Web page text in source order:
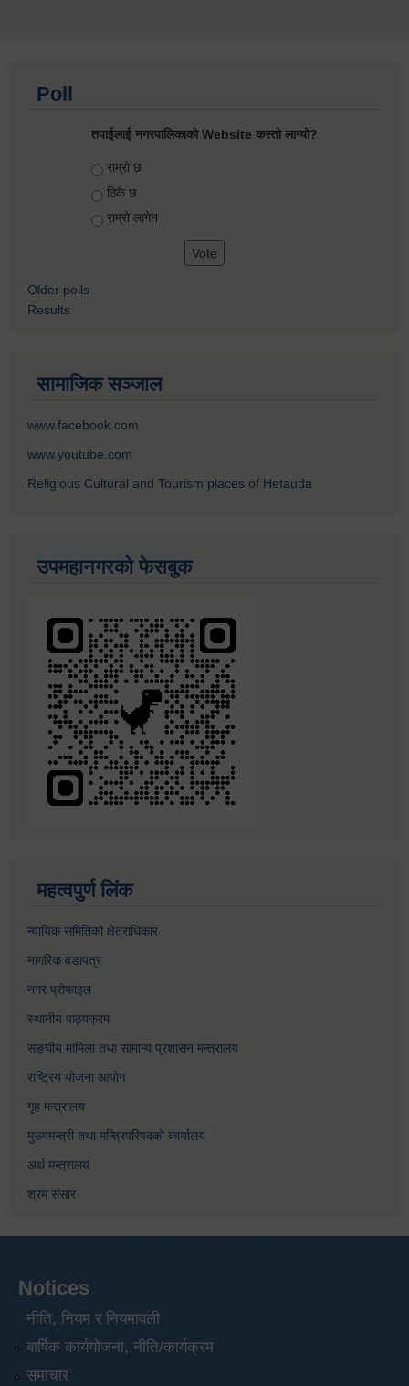
Poll
तपाईलाई नगरपालिकाको Website कस्तो लाग्यो?
Choices
राम्रो छ
ठिकै छ
राम्रो लागेन
Older polls
Results
सामाजिक सञ्जाल
www.facebook.com
www.youtube.com
Religious Cultural and Tourism places of Hetauda
उपमहानगरको फेसबुक
महत्वपुर्ण लिंक
न्यायिक समितिको क्षेत्राधिकार
नागरिक वडापत्र
नगर प्रोफाइल
स्थानीय पाठ्यक्रम
सङ्घीय मामिला तथा सामान्य प्रशासन मन्त्रालय
राष्ट्रिय योजना आयोग
गृह मन्त्रालय
मुख्यमन्त्री तथा मन्त्रिपरिषदको कार्यालय
अर्थ मन्त्रालय
श्रम संसार
Notices
नीति, नियम र नियमावली
बार्षिक कार्ययोजना, नीति/कार्यक्रम
समाचार